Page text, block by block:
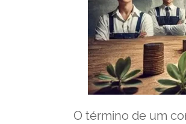
O término de um